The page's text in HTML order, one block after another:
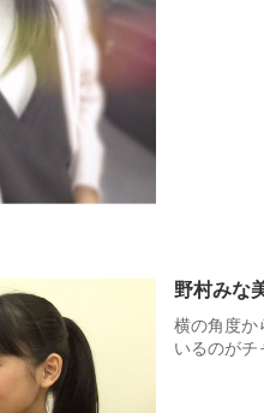
野村みな
横の角度か
いるのがチ